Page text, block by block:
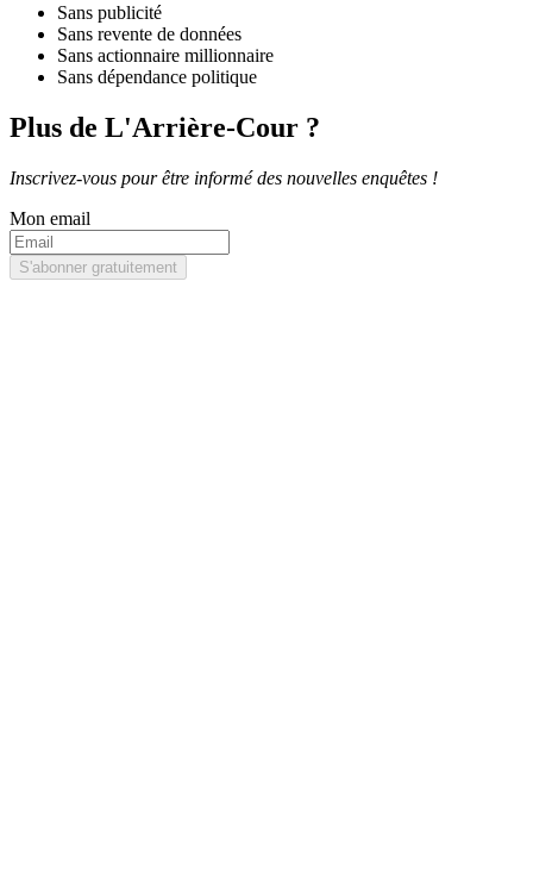
Sans publicité
Sans revente de données
Sans actionnaire millionnaire
Sans dépendance politique
Plus de L'Arrière-Cour ?
Inscrivez-vous pour être informé des nouvelles enquêtes !
Mon email
S'abonner gratuitement